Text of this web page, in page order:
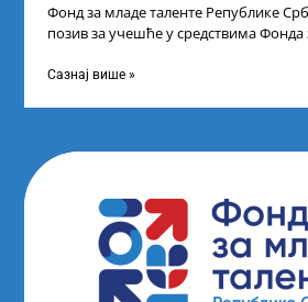
Фонд за младе таленте Републике
позив за учешће у средствима Фонда
Сазнај више »